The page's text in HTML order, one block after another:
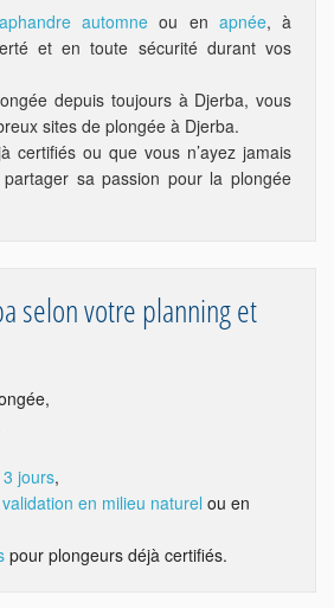
automne ou en apnée, à
et en toute sécurité durant vos
depuis toujours à Djerba, vous
sites de plongée à Djerba.
certifiés ou que vous n’ayez jamais
sa passion pour la plongée
selon votre planning et
jours,
validation en milieu naturel ou en
pour plongeurs déjà certifiés.